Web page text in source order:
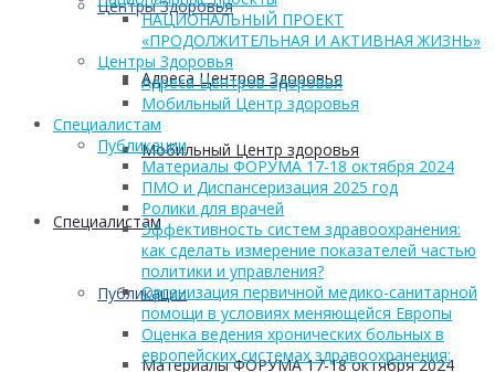
Центры Здоровья
Адреса Центров Здоровья
Мобильный Центр здоровья
Cпециалистам
Публикации
Материалы ФОРУМА 17-18 октября 2024
НАЦИОНАЛЬНЫЙ ПРОЕКТ
«ПРОДОЛЖИТЕЛЬНАЯ И АКТИВНАЯ ЖИЗНЬ»
Центры Здоровья
Адреса Центров Здоровья
Мобильный Центр здоровья
Cпециалистам
Публикации
Материалы ФОРУМА 17-18 октября 2024
ПМО и Диспансеризация 2025 год
Ролики для врачей
Эффективность систем здравоохранения:
как сделать измерение показателей частью
политики и управления?
Организация первичной медико-санитарной
помощи в условиях меняющейся Европы
Оценка ведения хронических больных в
европейских системах здравоохранения: